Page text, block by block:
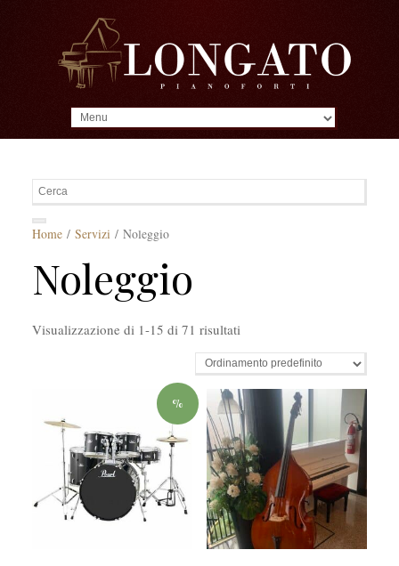
Home/ Servizi / Noleggio
Noleggio
Visualizzazione di 1-15 di 71 risultati
%